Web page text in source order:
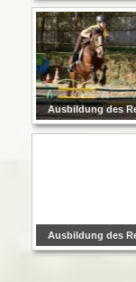
Ausbildung des
Ausbildung des